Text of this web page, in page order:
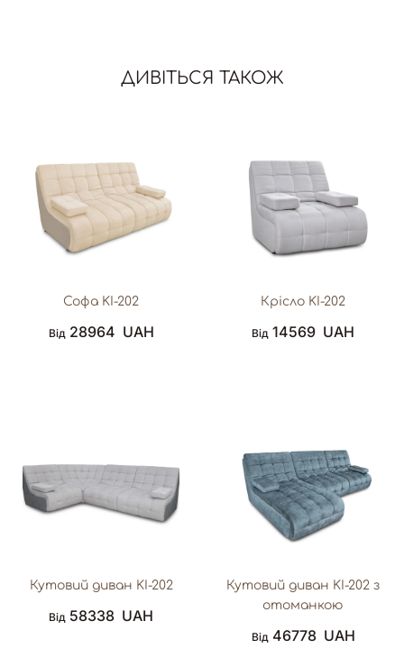
ДИВІТЬСЯ ТАКОЖ
Софа KI-202
Від 28964 UAH
Крісло KI-202
Від 14569 UAH
Кутовий диван KI-202
Від 58338 UAH
Кутовий диван KI-202 з
отоманкою
Від 46778 UAH